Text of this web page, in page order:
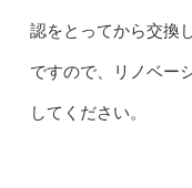
認をとってから交換
ですので、リノベー
してください。